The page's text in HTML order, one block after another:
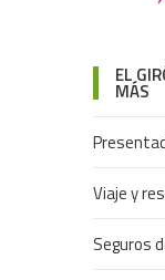
EL
MÁS
Viaje y
Seguros